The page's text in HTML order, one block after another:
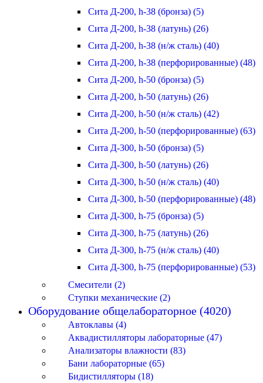
Сита Д-200, h-38 (бронза) (5)
Сита Д-200, h-38 (латунь) (26)
Сита Д-200, h-38 (н/ж сталь) (40)
Сита Д-200, h-38 (перфорированные) (48)
Сита Д-200, h-50 (бронза) (5)
Сита Д-200, h-50 (латунь) (26)
Сита Д-200, h-50 (н/ж сталь) (42)
Сита Д-200, h-50 (перфорированные) (63)
Сита Д-300, h-50 (бронза) (5)
Сита Д-300, h-50 (латунь) (26)
Сита Д-300, h-50 (н/ж сталь) (40)
Сита Д-300, h-50 (перфорированные) (48)
Сита Д-300, h-75 (бронза) (5)
Сита Д-300, h-75 (латунь) (26)
Сита Д-300, h-75 (н/ж сталь) (40)
Сита Д-300, h-75 (перфорированные) (53)
Смесители (2)
Ступки механические (2)
Оборудование общелабораторное (4020)
Автоклавы (4)
Аквадистилляторы лабораторные (47)
Анализаторы влажности (83)
Бани лабораторные (65)
Бидистилляторы (18)